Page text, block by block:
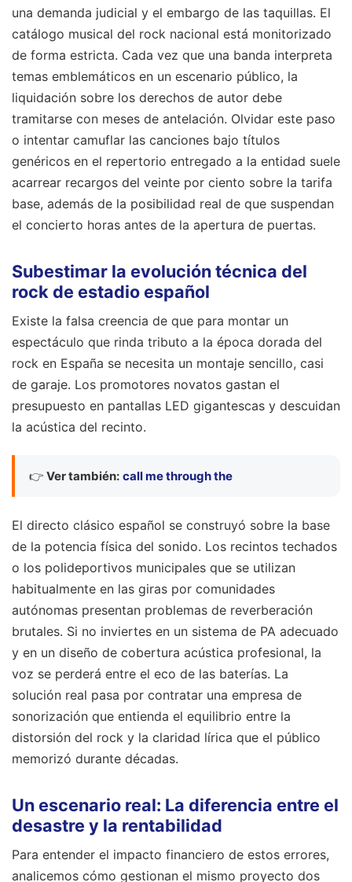
una demanda judicial y el embargo de las taquillas. El
catálogo musical del rock nacional está monitorizado
de forma estricta. Cada vez que una banda interpreta
temas emblemáticos en un escenario público, la
liquidación sobre los derechos de autor debe
tramitarse con meses de antelación. Olvidar este paso
o intentar camuflar las canciones bajo títulos
genéricos en el repertorio entregado a la entidad suele
acarrear recargos del veinte por ciento sobre la tarifa
base, además de la posibilidad real de que suspendan
el concierto horas antes de la apertura de puertas.
Subestimar la evolución técnica del
rock de estadio español
Existe la falsa creencia de que para montar un
espectáculo que rinda tributo a la época dorada del
rock en España se necesita un montaje sencillo, casi
de garaje. Los promotores novatos gastan el
presupuesto en pantallas LED gigantescas y descuidan
la acústica del recinto.
👉 Ver también: call me through the
El directo clásico español se construyó sobre la base
de la potencia física del sonido. Los recintos techados
o los polideportivos municipales que se utilizan
habitualmente en las giras por comunidades
autónomas presentan problemas de reverberación
brutales. Si no inviertes en un sistema de PA adecuado
y en un diseño de cobertura acústica profesional, la
voz se perderá entre el eco de las baterías. La
solución real pasa por contratar una empresa de
sonorización que entienda el equilibrio entre la
distorsión del rock y la claridad lírica que el público
memorizó durante décadas.
Un escenario real: La diferencia entre el
desastre y la rentabilidad
Para entender el impacto financiero de estos errores,
analicemos cómo gestionan el mismo proyecto dos